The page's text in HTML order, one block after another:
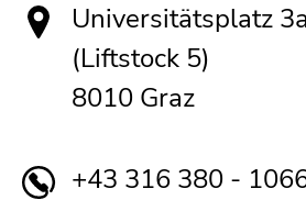
Universitätsplatz
(Liftstock 5)
8010 Graz
+43 316 380 -